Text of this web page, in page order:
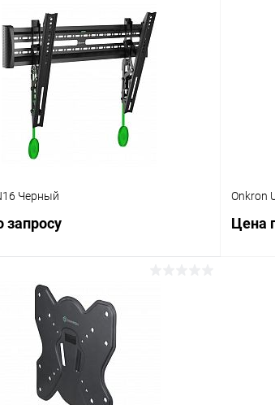
Запросить цену
в 1 клик Сравнение
Под заказ В
Черный
запросу
Запросить цену
в 1 клик Сравнение
Onkron
Цена